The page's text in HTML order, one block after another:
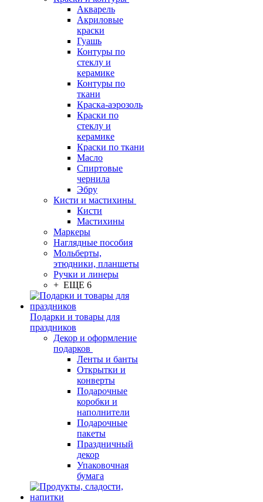
Акварель
Акриловые
краски
Гуашь
Контуры по
стеклу и
керамике
Контуры по
ткани
Краска-аэрозоль
Краски по
стеклу и
керамике
Краски по ткани
Масло
Спиртовые
чернила
Эбру
Кисти и мастихины
Кисти
Мастихины
Маркеры
Наглядные пособия
Мольберты,
этюдники, планшеты
Ручки и линеры
+ ЕЩЕ 6
Подарки и товары для
праздников
Декор и оформление
подарков
Ленты и банты
Открытки и
конверты
Подарочные
коробки и
наполнители
Подарочные
пакеты
Праздничный
декор
Упаковочная
бумага